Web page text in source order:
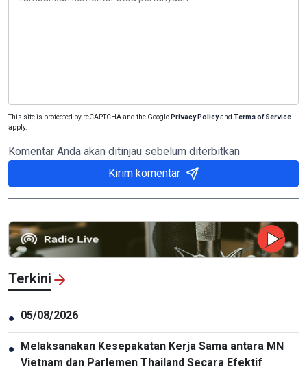
This site is protected by reCAPTCHA and the Google Privacy Policyand Terms of Service
apply.
Komentar Anda akan ditinjau sebelum diterbitkan
Kirim komentar
Terkini
● 05/08/2026
● Melaksanakan Kesepakatan Kerja Sama antara MN
Vietnam dan Parlemen Thailand Secara Efektif